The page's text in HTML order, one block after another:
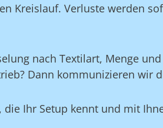
Kreislauf. Verluste werden
nach Textilart, Menge
Dann kommunizieren wir
Ihr Setup kennt und mit